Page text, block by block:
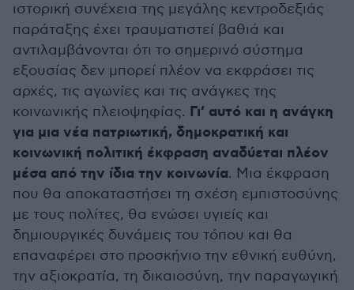
ιστορική συνέχεια της μεγάλης κεντροδεξιάς
παράταξης έχει τραυματιστεί βαθιά και
αντιλαμβάνονται ότι το σημερινό σύστημα
εξουσίας δεν μπορεί πλέον να εκφράσει τις
αρχές, τις αγωνίες και τις ανάγκες της
κοινωνικής πλειοψηφίας. Γι’ αυτό και η ανάγκη
για μια νέα πατριωτική, δημοκρατική και
κοινωνική πολιτική έκφραση αναδύεται πλέον
μέσα από την ίδια την κοινωνία. Μια έκφραση
που θα αποκαταστήσει τη σχέση εμπιστοσύνης
με τους πολίτες, θα ενώσει υγιείς και
δημιουργικές δυνάμεις του τόπου και θα
επαναφέρει στο προσκήνιο την εθνική ευθύνη,
την αξιοκρατία, τη δικαιοσύνη, την παραγωγική